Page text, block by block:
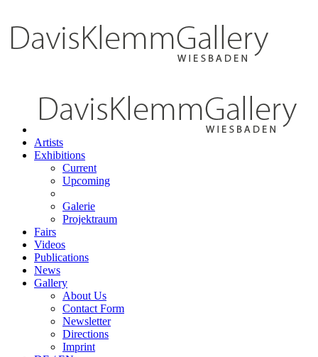
Artists
Exhibitions
Current
Upcoming
Galerie
Projektraum
Fairs
Videos
Publications
News
Gallery
About Us
Contact Form
Newsletter
Directions
Imprint